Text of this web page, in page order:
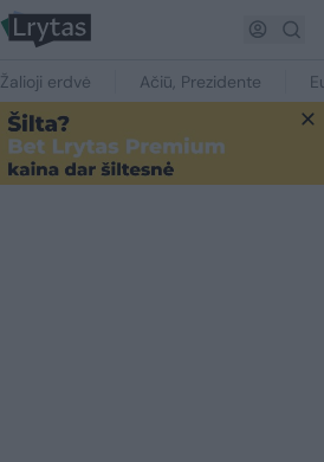
Žalioji erdvė Ačiū, Prezidente